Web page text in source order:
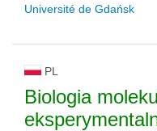
Université de Gdańsk
PL
Biologia